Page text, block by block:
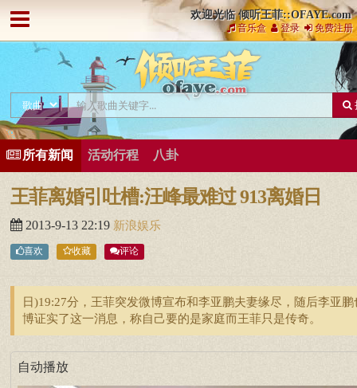
欢迎光临 倾听王菲::OFAYE.com
音乐盒 登录 免费注册
所有新闻 活动行程 八卦
王菲离婚引吐槽:汪峰最难过 913离婚日
2013-9-13 22:19 新浪娱乐
喜欢 收藏 评论
日)19:27分，王菲突发微博宣布和李亚鹏夫妻缘尽，随后李亚鹏
博证实了这一消息，称自己要的是家庭而王菲只是传奇。
自动播放